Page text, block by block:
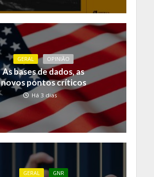
GERAL OPINIÃO
As bases de dados, as
novos pontos críticos
Há 3 dias
GERAL GNR